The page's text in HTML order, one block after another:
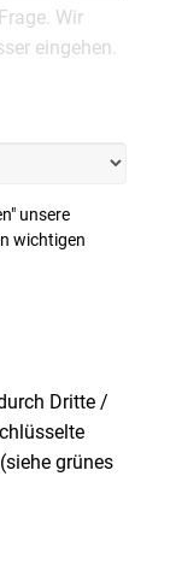
Wir
eingehen.
unsere
wichtigen
Dritte /
grünes